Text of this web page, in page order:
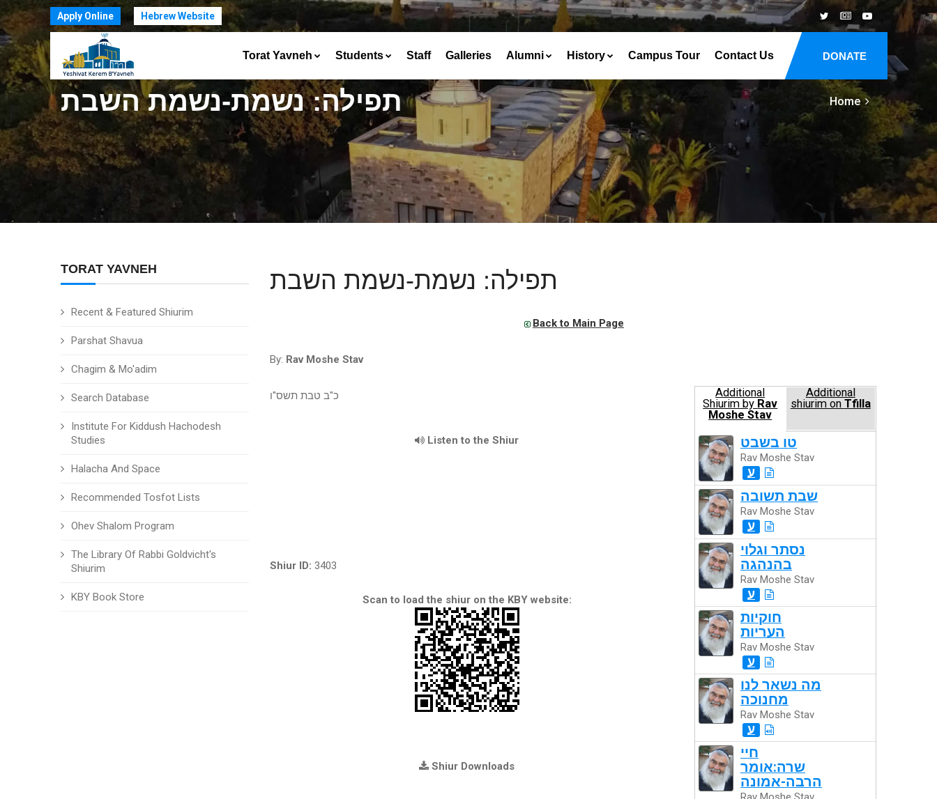
Apply Online Hebrew Website
DONATE
Torat Yavneh Students Staff Galleries Alumni History Campus Tour Contact Us
תפילה: נשמת-נשמת השבת Home
TORAT YAVNEH
Recent & Featured Shiurim
Parshat Shavua
Chagim & Mo'adim
Search Database
Institute For Kiddush Hachodesh
Studies
Halacha And Space
Recommended Tosfot Lists
Ohev Shalom Program
The Library Of Rabbi Goldvicht's
Shiurim
KBY Book Store
תפילה: נשמת-נשמת השבת
Back to Main Page
By: Rav Moshe Stav
כ"ב טבת תשס"ו
Listen to the Shiur
Shiur ID: 3403
Scan to load the shiur on the KBY website:
Shiur Downloads
Additional
Shiurim by Rav
Moshe Stav
Additional
shiurim on Tfilla
טו בשבט
Rav Moshe Stav
ע
שבת תשובה
Rav Moshe Stav
ע
נסתר וגלוי
בהנהגה
Rav Moshe Stav
ע
חוקיות
העריות
Rav Moshe Stav
ע
מה נשאר לנו
מחנוכה
Rav Moshe Stav
ע
חיי
שרה:אומר
הרבה-אמונה